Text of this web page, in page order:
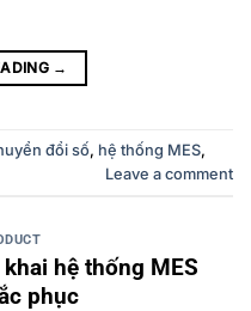
→
đổi số, hệ thống MES,
Leave a comment
hệ thống MES
phục